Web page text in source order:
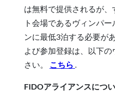
は無料で提供されるが
ト会場であるヴィンパ
ンに最低3泊する必要が
よび参加登録は、以下
さい。 こちら .
FIDOアライアンスにつ